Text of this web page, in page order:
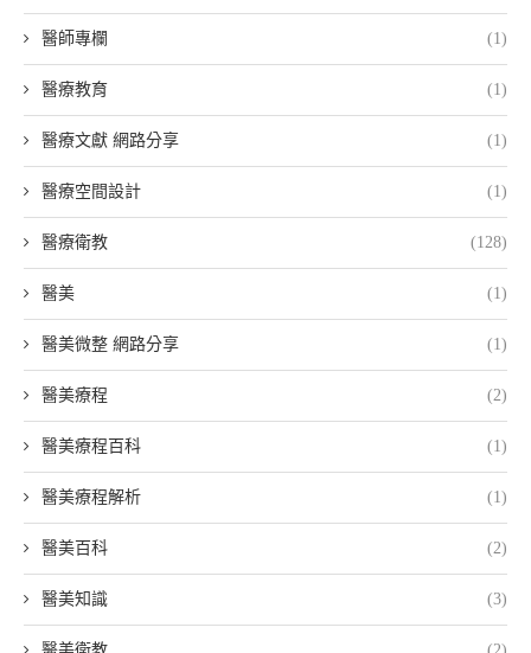
醫師專欄 (1)
醫療教育 (1)
醫療文獻 網路分享 (1)
醫療空間設計 (1)
醫療衛教 (128)
醫美 (1)
醫美微整 網路分享 (1)
醫美療程 (2)
醫美療程百科 (1)
醫美療程解析 (1)
醫美百科 (2)
醫美知識 (3)